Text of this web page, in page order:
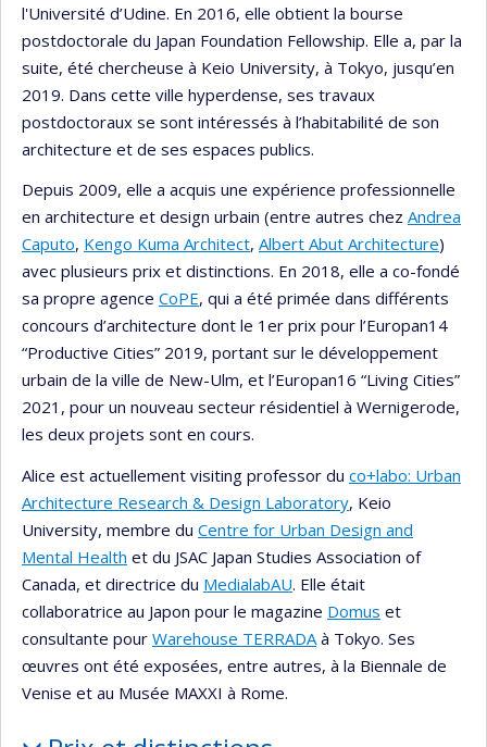
l'Université d’Udine. En 2016, elle obtient la bourse
postdoctorale du Japan Foundation Fellowship. Elle a, par la
suite, été chercheuse à Keio University, à Tokyo, jusqu’en
2019. Dans cette ville hyperdense, ses travaux
postdoctoraux se sont intéressés à l’habitabilité de son
architecture et de ses espaces publics.
Depuis 2009, elle a acquis une expérience professionnelle
en architecture et design urbain (entre autres chez Andrea
Caputo, Kengo Kuma Architect, Albert Abut Architecture)
avec plusieurs prix et distinctions. En 2018, elle a co-fondé
sa propre agence CoPE, qui a été primée dans différents
concours d’architecture dont le 1er prix pour l’Europan14
“Productive Cities” 2019, portant sur le développement
urbain de la ville de New-Ulm, et l’Europan16 “Living Cities”
2021, pour un nouveau secteur résidentiel à Wernigerode,
les deux projets sont en cours.
Alice est actuellement visiting professor du co+labo: Urban
Architecture Research & Design Laboratory, Keio
University, membre du Centre for Urban Design and
Mental Health et du JSAC Japan Studies Association of
Canada, et directrice du MedialabAU. Elle était
collaboratrice au Japon pour le magazine Domus et
consultante pour Warehouse TERRADA à Tokyo. Ses
œuvres ont été exposées, entre autres, à la Biennale de
Venise et au Musée MAXXI à Rome.